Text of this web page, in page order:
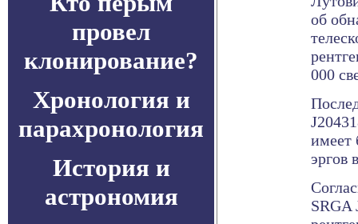
провел
клонирование?
Хронология и
парахронология
История и
астрономия
об
000
имеет
эргов
SRGA